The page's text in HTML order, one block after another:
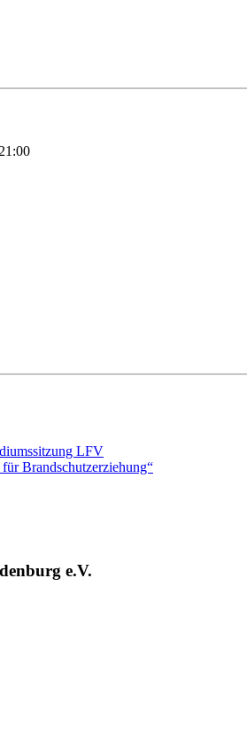
21:00
LFV
Brandschutzerziehung“
e.V.